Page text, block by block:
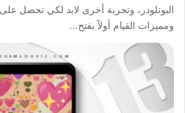
البوتلودر، وتجربة أخرى لابد لكي تحصل
ومميزات القيام أولاً بفتح…